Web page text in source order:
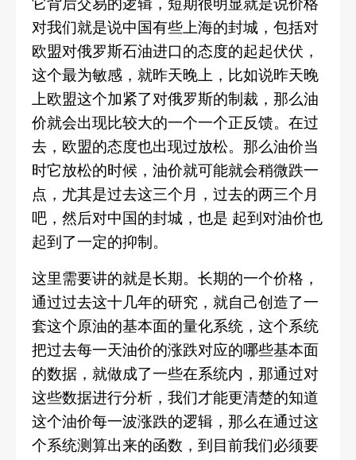
它背后交易的逻辑，短期很明显就是说价格
对我们就是说中国有些上海的封城，包括对
欧盟对俄罗斯石油进口的态度的起起伏伏，
这个最为敏感，就昨天晚上，比如说昨天晚
上欧盟这个加紧了对俄罗斯的制裁，那么油
价就会出现比较大的一个一个正反馈。在过
去，欧盟的态度也出现过放松。那么油价当
时它放松的时候，油价就可能就会稍微跌一
点，尤其是过去这三个月，过去的两三个月
吧，然后对中国的封城，也是 起到对油价也
起到了一定的抑制。
这里需要讲的就是长期。长期的一个价格，
通过过去这十几年的研究，就自己创造了一
套这个原油的基本面的量化系统，这个系统
把过去每一天油价的涨跌对应的哪些基本面
的数据，就做成了一些在系统内，那通过对
这些数据进行分析，我们才能更清楚的知道
这个油价每一波涨跌的逻辑，那么在通过这
个系统测算出来的函数，到目前我们必须要